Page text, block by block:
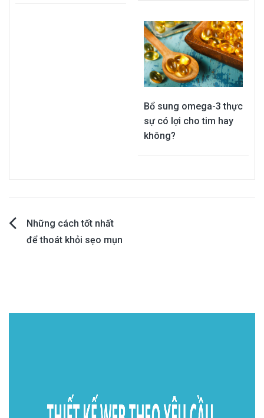
Bổ sung omega-3 thực
sự có lợi cho tim hay
không?
Post
navigation
Những cách tốt nhất
để thoát khỏi sẹo mụn